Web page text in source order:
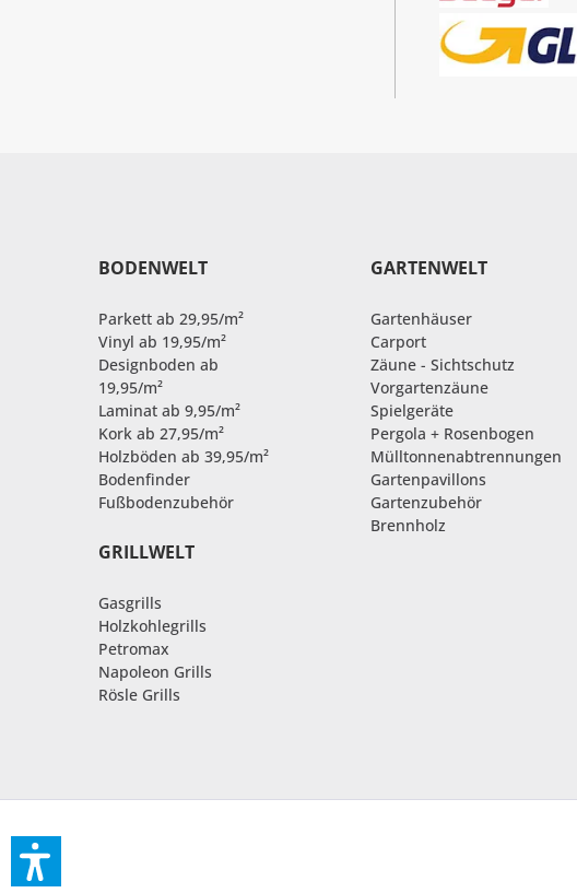
BODENWELT
Parkett ab 29,95/m²
Vinyl ab 19,95/m²
Designboden ab
19,95/m²
Laminat ab 9,95/m²
Kork ab 27,95/m²
Holzböden ab 39,95/m²
Bodenfinder
Fußbodenzubehör
GRILLWELT
Gasgrills
Holzkohlegrills
Petromax
Napoleon Grills
Rösle Grills
GARTENWELT
Gartenhäuser
Carport
Zäune - Sichtschutz
Vorgartenzäune
Spielgeräte
Pergola + Rosenbogen
Mülltonnenabtrennungen
Gartenpavillons
Gartenzubehör
Brennholz